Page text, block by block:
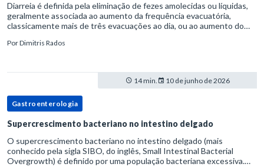
Diarreia é definida pela eliminação de fezes amolecidas ou líquidas,
geralmente associada ao aumento da frequência evacuatória,
classicamente mais de três evacuações ao dia, ou ao aumento do
PorDimitris Rados
14 min. 10 de junho de 2026
Gastroenterologia
Supercrescimento bacteriano no intestino delgado
O supercrescimento bacteriano no intestino delgado (mais
conhecido pela sigla SIBO, do inglês, Small Intestinal Bacterial
Overgrowth) é definido por uma população bacteriana excessiva.